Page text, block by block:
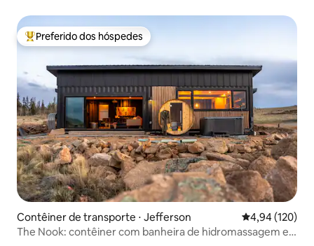
Entre os melhores preferidos dos hóspedes
Preferido dos hóspedes
Contêiner de transporte ⋅ Jefferson 4,94 de uma
4,94 (120)
The Nook: contêiner com banheira de hidromassagem e